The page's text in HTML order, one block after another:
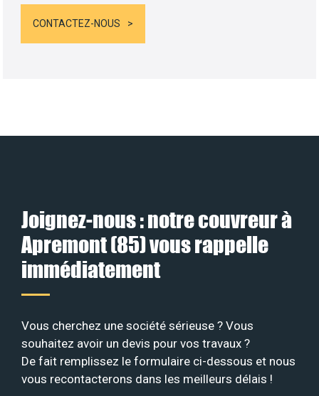
CONTACTEZ-NOUS
Joignez-nous : notre couvreur à
Apremont (85) vous rappelle
immédiatement
Vous cherchez une société sérieuse ? Vous
souhaitez avoir un devis pour vos travaux ?
De fait remplissez le formulaire ci-dessous et nous
vous recontacterons dans les meilleurs délais !